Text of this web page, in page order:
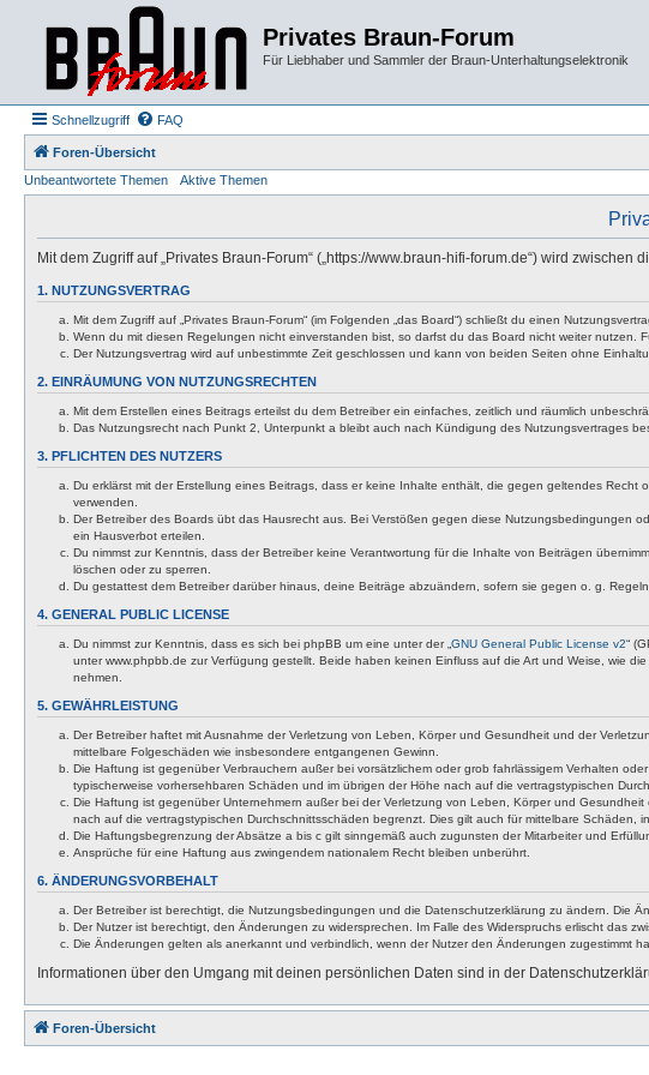
Privates Braun-Forum
Für Liebhaber und Sammler der Braun-Unterhaltungselektronik
Schnellzugriff FAQ
Foren-Übersicht
Unbeantwortete Themen
Aktive Themen
Mit dem Zugriff auf „Privates Braun-Forum“ („https://www.braun-hifi-forum.de“) wird
1. NUTZUNGSVERTRAG
Mit dem Zugriff auf „Privates Braun-Forum“ (im Folgenden „das Board“) schließt du einen
Wenn du mit diesen Regelungen nicht einverstanden bist, so darfst du das Board nicht weiter nutzen.
Der Nutzungsvertrag wird auf unbestimmte Zeit geschlossen und kann von beiden Seiten ohne
2. EINRÄUMUNG VON NUTZUNGSRECHTEN
Mit dem Erstellen eines Beitrags erteilst du dem Betreiber ein einfaches, zeitlich und räumlich
Das Nutzungsrecht nach Punkt 2, Unterpunkt a bleibt auch nach Kündigung des Nutzungsvertrages
3. PFLICHTEN DES NUTZERS
Du erklärst mit der Erstellung eines Beitrags, dass er keine Inhalte enthält, die gegen geltendes
verwenden.
Der Betreiber des Boards übt das Hausrecht aus. Bei Verstößen gegen diese Nutzungsbedingungen
ein Hausverbot erteilen.
Du nimmst zur Kenntnis, dass der Betreiber keine Verantwortung für die Inhalte von Beiträgen
löschen oder zu sperren.
Du gestattest dem Betreiber darüber hinaus, deine Beiträge abzuändern, sofern sie gegen o. g.
4. GENERAL PUBLIC LICENSE
Du nimmst zur Kenntnis, dass es sich bei phpBB um eine unter der „ GNU General Public License v2“
unter www.phpbb.de zur Verfügung gestellt. Beide haben keinen Einfluss auf die Art und Weise, wie
nehmen.
5. GEWÄHRLEISTUNG
Der Betreiber haftet mit Ausnahme der Verletzung von Leben, Körper und Gesundheit und der
mittelbare Folgeschäden wie insbesondere entgangenen Gewinn.
Die Haftung ist gegenüber Verbrauchern außer bei vorsätzlichem oder grob fahrlässigem Verhalten
typischerweise vorhersehbaren Schäden und im übrigen der Höhe nach auf die vertragstypischen
Die Haftung ist gegenüber Unternehmern außer bei der Verletzung von Leben, Körper und
nach auf die vertragstypischen Durchschnittsschäden begrenzt. Dies gilt auch für mittelbare Schäden,
Die Haftungsbegrenzung der Absätze a bis c gilt sinngemäß auch zugunsten der Mitarbeiter und
Ansprüche für eine Haftung aus zwingendem nationalem Recht bleiben unberührt.
6. ÄNDERUNGSVORBEHALT
Der Betreiber ist berechtigt, die Nutzungsbedingungen und die Datenschutzerklärung zu ändern. Die
Der Nutzer ist berechtigt, den Änderungen zu widersprechen. Im Falle des Widerspruchs erlischt das
Die Änderungen gelten als anerkannt und verbindlich, wenn der Nutzer den Änderungen zugestimmt
Informationen über den Umgang mit deinen persönlichen Daten sind in der
Foren-Übersicht